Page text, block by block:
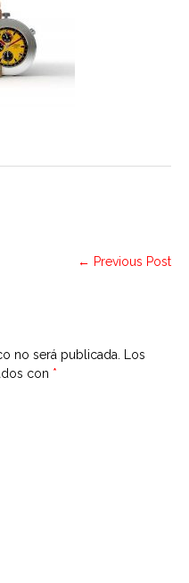
← Previous Post
no será publicada.
Los
con *